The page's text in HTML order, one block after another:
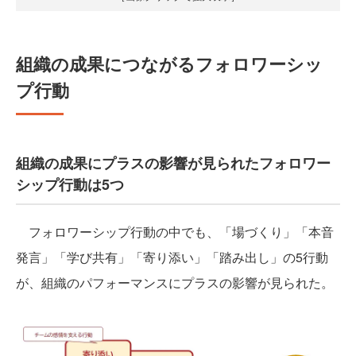
組織の成果につながるフォロワーシッ
プ行動
組織の成果にプラスの影響が見られたフォロワー
シップ行動は5つ
フォロワーシップ行動の中でも、「場づくり」「本音
発言」「学び共有」「寄り添い」「踏み出し」の5行動
が、組織のパフォーマンスにプラスの影響が見られた。